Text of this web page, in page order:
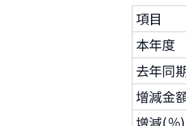
項目
本年度
去年同
增減金